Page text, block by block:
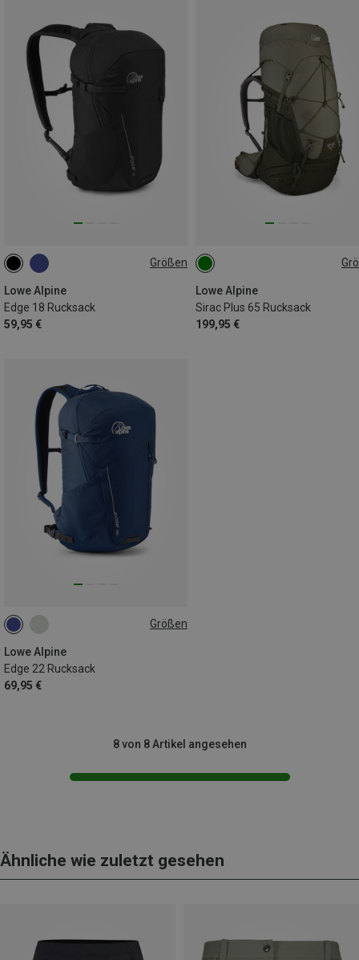
Größen
Lowe Alpine
Edge 18 Rucksack
59,95 €
18L
Lowe Alpine
Sirac Plus 65 Rucksack
199,95 €
65L | M-L
Größen
Lowe Alpine
Edge 22 Rucksack
69,95 €
22L
8 von 8 Artikel angesehen
Ähnliche wie zuletzt gesehen